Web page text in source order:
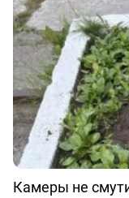
Камеры не